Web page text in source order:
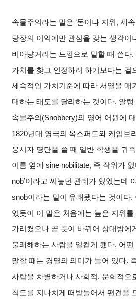
속물주의라는 말은 ‘돈이나 지위, 세
당장의 이익에만 관심을 갖는 생각이
비아냥거리는 느낌으로 말할 때 쓴다
가치를 찾고 인정하려 하기보다는 겉
세속적인 가치기준에 따라 서열을 매
대하는 태도를 달리하는 것이다. 알
속물주의(Snobbery)의 영어 어원에
1820년대 영국의 옥스퍼드와 케임브
응시자 명단을 쓸 때 일반 학생을 귀
이름 옆에 sine nobilitate, 즉 작위가
nob’이라고 써놓던 관례가 있었는데
snob이라는 말이 유래됐다는 것이다.
있듯이 이 말은 처음에는 높은 지위를
가리켰으나 곧 뜻이 바뀌어 상대방에
불쾌해하는 사람을 일컫게 됐다. 어
말할 때는 경멸의 의미가 들어 있다.
사람을 차별하거나 사회적, 문화적으
척도를 지나치게 떠받들어서 편견을